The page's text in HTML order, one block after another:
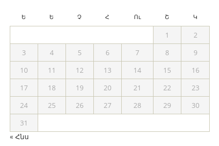
Ե Ե Չ Հ Ու Շ Կ
1
2
3
4 5 6 7 8
9
10
11 12 13 14 15
16
17
18 19 20 21 22
23
24
25 26 27 28 29
30
31
« Հնս